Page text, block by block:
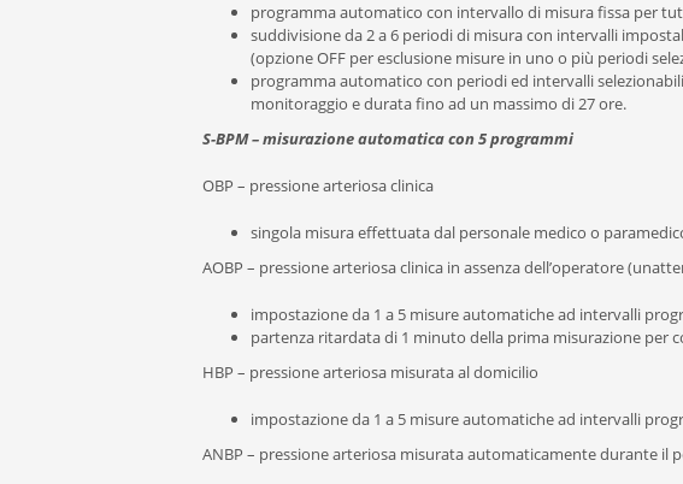
programma automatico con intervallo di misura fissa per
suddivisione da 2 a 6 periodi di misura con intervalli
(opzione OFF per esclusione misure in uno o più periodi
programma automatico con periodi ed intervalli
monitoraggio e durata fino ad un massimo di 27 ore.
S-BPM – misurazione automatica con 5 programmi
OBP – pressione arteriosa clinica
singola misura effettuata dal personale medico o
AOBP – pressione arteriosa clinica in assenza dell’operatore
impostazione da 1 a 5 misure automatiche ad intervalli
partenza ritardata di 1 minuto della prima misurazione per
HBP – pressione arteriosa misurata al domicilio
impostazione da 1 a 5 misure automatiche ad intervalli
ANBP – pressione arteriosa misurata automaticamente durante il